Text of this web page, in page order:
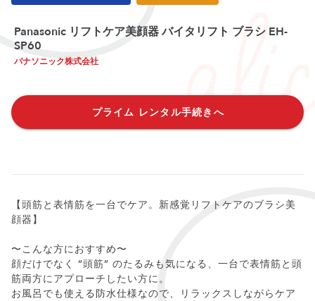
Panasonic リフトケア美顔器 バイタリフト ブラシ EH-
SP60
パナソニック株式会社
プライム レンタル手続きへ
【頭筋と表情筋を一台でケア。新感覚リフトケアのブラシ美
顔器】
〜こんな方におすすめ〜
顔だけでなく “頭筋” のたるみも気になる、一台で表情筋と頭
筋両方にアプローチしたい方に。
お風呂でも使える防水仕様なので、リラックスしながらケア